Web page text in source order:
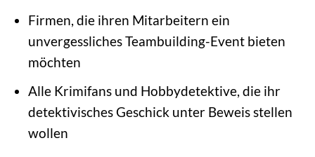
Firmen, die ihren Mitarbeitern ein
unvergessliches Teambuilding-Event bieten
möchten
Alle Krimifans und Hobbydetektive, die ihr
detektivisches Geschick unter Beweis stellen
wollen